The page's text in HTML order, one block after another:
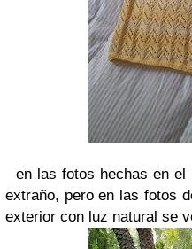
en las fotos hechas en el
extraño, pero en las fotos
exterior con luz natural se